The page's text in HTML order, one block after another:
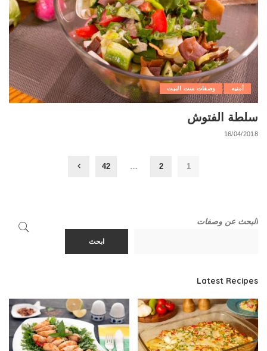
أمنيه وصفات ست البيت
سلطة الفتوش
16/04/2018
1
2
…
42
البحث عن وصفات
ابحث
Latest Recipes